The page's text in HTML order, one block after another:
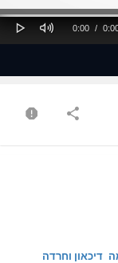
Play Mute
Current
0:00 /
דיכאון וחרדה